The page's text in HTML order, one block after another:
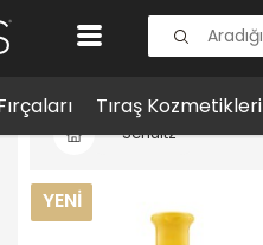
Tıraş Kozmetikleri
Schultz
YENI